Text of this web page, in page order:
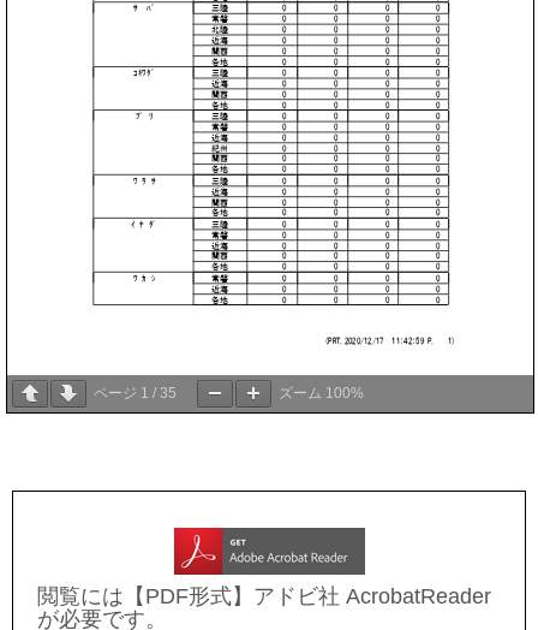
ページ 1 / 35 ズーム 100%
閲覧には【PDF形式】アドビ社 AcrobatReader
が必要です。